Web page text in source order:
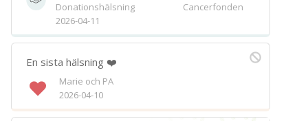
Donationshälsning
2026-04-11
Cancerfonden
En sista hälsning ❤️
Marie och PA
2026-04-10